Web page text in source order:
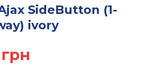
SideButton (1-
ivory
грн